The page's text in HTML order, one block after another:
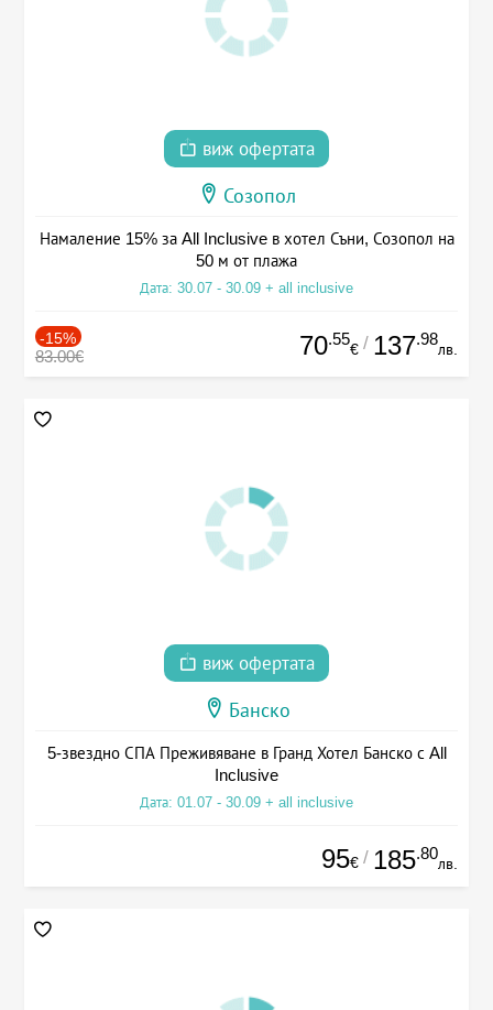
виж офертата
Созопол
Намаление 15% за All Inclusive в хотел Съни, Созопол на
50 м от плажа
Дата: 30.07 - 30.09 + all inclusive
-15%
83.00€ 70.55
€ / 137.98
лв.
виж офертата
Банско
5-звездно СПА Преживяване в Гранд Хотел Банско с All
Inclusive
Дата: 01.07 - 30.09 + all inclusive
95€ / 185.80
лв.